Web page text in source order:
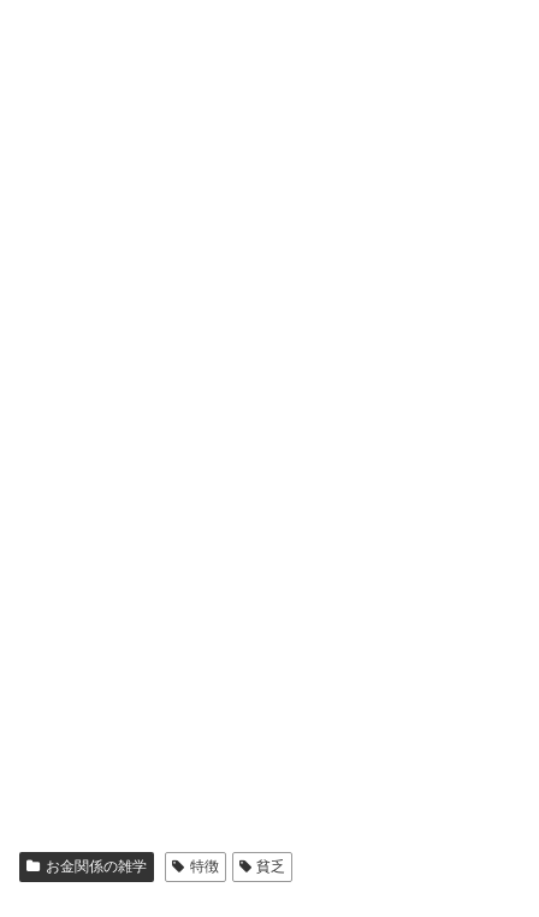
お金関係の雑学 特徴 貧乏